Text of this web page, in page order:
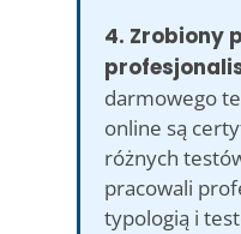
4. Zrobiony
darmowego
online są
różnych
pracowali
typologią i